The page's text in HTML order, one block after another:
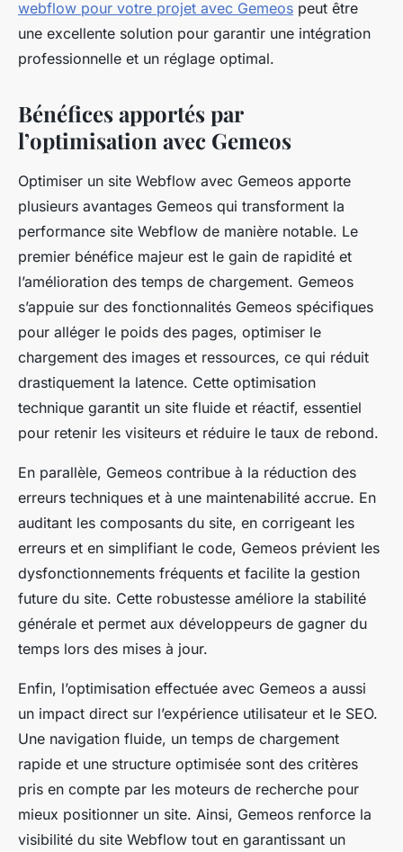
webflow pour votre projet avec Gemeos peut être
une excellente solution pour garantir une intégration
professionnelle et un réglage optimal.
Bénéfices apportés par
l’optimisation avec Gemeos
Optimiser un site Webflow avec Gemeos apporte
plusieurs avantages Gemeos qui transforment la
performance site Webflow de manière notable. Le
premier bénéfice majeur est le gain de rapidité et
l’amélioration des temps de chargement. Gemeos
s’appuie sur des fonctionnalités Gemeos spécifiques
pour alléger le poids des pages, optimiser le
chargement des images et ressources, ce qui réduit
drastiquement la latence. Cette optimisation
technique garantit un site fluide et réactif, essentiel
pour retenir les visiteurs et réduire le taux de rebond.
En parallèle, Gemeos contribue à la réduction des
erreurs techniques et à une maintenabilité accrue. En
auditant les composants du site, en corrigeant les
erreurs et en simplifiant le code, Gemeos prévient les
dysfonctionnements fréquents et facilite la gestion
future du site. Cette robustesse améliore la stabilité
générale et permet aux développeurs de gagner du
temps lors des mises à jour.
Enfin, l’optimisation effectuée avec Gemeos a aussi
un impact direct sur l’expérience utilisateur et le SEO.
Une navigation fluide, un temps de chargement
rapide et une structure optimisée sont des critères
pris en compte par les moteurs de recherche pour
mieux positionner un site. Ainsi, Gemeos renforce la
visibilité du site Webflow tout en garantissant un